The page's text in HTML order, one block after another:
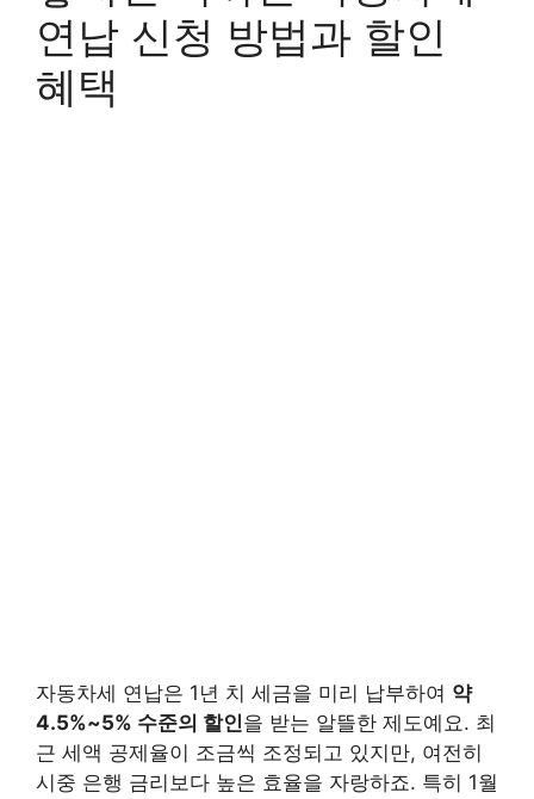
연납 신청 방법과 할인
혜택
자동차세 연납은 1년 치 세금을 미리 납부하여 약
4.5%~5% 수준의 할인을 받는 알뜰한 제도예요. 최
근 세액 공제율이 조금씩 조정되고 있지만, 여전히
시중 은행 금리보다 높은 효율을 자랑하죠. 특히 1월